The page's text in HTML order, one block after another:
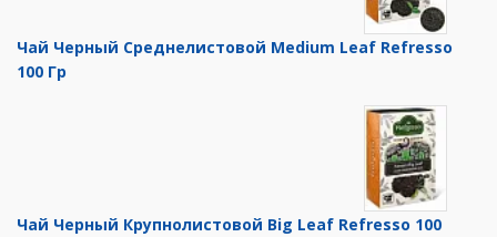
Чай Черный Среднелистовой Medium Leaf Refresso
100 Гр
Чай Черный Крупнолистовой Big Leaf Refresso 100